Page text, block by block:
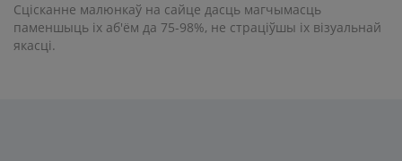
Сцісканне малюнкаў на сайце дасць магчымасць
паменшыць іх аб'ём да 75-98%, не страціўшы іх візуальнай
якасці.